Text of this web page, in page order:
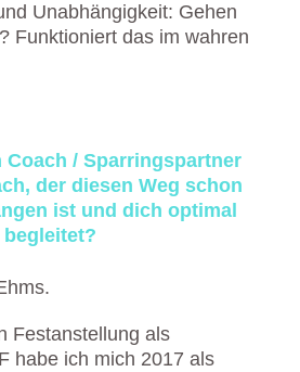
Unabhängigkeit: Gehen
Funktioniert das im wahren
/ Sparringspartner
der diesen Weg schon
ist und dich optimal
begleitet?
Festanstellung als
habe ich mich 2017 als